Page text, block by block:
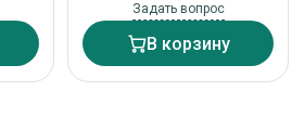
Задать вопрос
В корзину